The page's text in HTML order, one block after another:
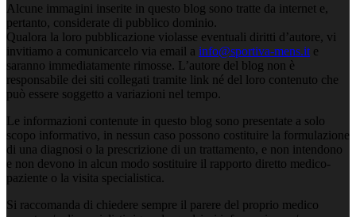
Alcune immagini inserite in questo blog sono tratte da internet e,
pertanto, considerate di pubblico dominio.
Qualora la loro pubblicazione violasse eventuali diritti d’autore, vi
invitiamo a comunicarcelo via email a info@sportiva-mens.it e
saranno immediatamente rimosse. L’autore del blog non è
responsabile dei siti collegati tramite link né del loro contenuto che
può essere soggetto a variazioni nel tempo.
Le informazioni contenute in questo blog sono presentate a solo
scopo informativo, in nessun caso possono costituire la formulazione
di una diagnosi o la prescrizione di un trattamento, e non intendono
e non devono in alcun modo sostituire il rapporto diretto medico-
paziente o la visita specialistica.
Si raccomanda di chiedere sempre il parere del proprio medico